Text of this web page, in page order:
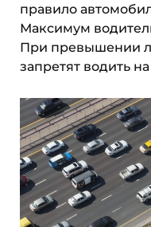
правило
Максимум
При превышении
запретят водить